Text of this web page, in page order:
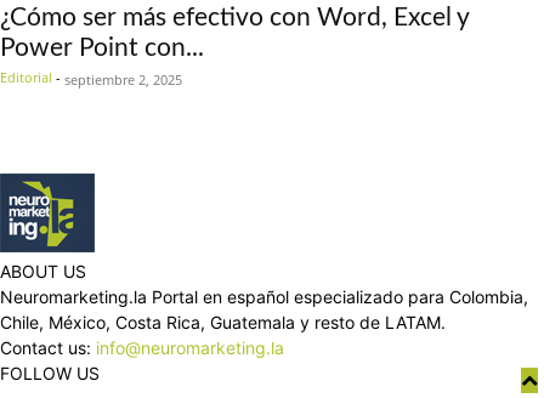
¿Cómo ser más efectivo con Word, Excel y
Power Point con...
Editorial - septiembre 2, 2025
ABOUT US
Neuromarketing.la Portal en español especializado para Colombia,
Chile, México, Costa Rica, Guatemala y resto de LATAM.
Contact us: info@neuromarketing.la
FOLLOW US